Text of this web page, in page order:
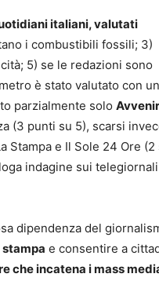
italiani, valutati
i combustibili fossili; 3)
5) se le redazioni sono
è stato valutato con un
parzialmente solo
(3 punti su 5), scarsi
Stampa e Il Sole 24 Ore (2
indagine sui
dipendenza del
e consentire a
che incatena i mass